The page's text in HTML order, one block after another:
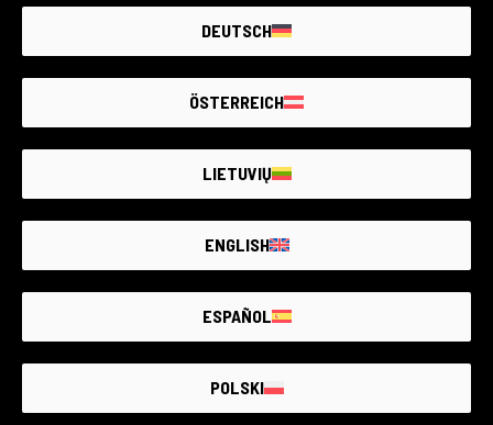
IL PIÙ GRANDE MERCATO
DIUSATOFOTOGRAFICO
DEUTSCH
ÖSTERREICH
LIETUVIŲ
ENGLISH
ESPAÑOL
POLSKI